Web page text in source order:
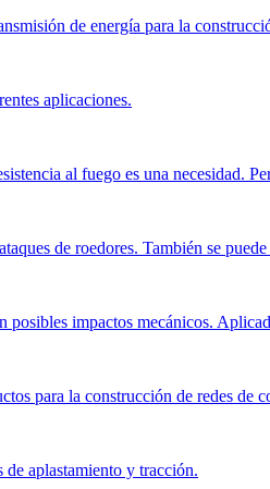
de energía para la
aplicaciones.
al fuego es una necesidad.
de roedores. También se
impactos mecánicos.
para la construcción de redes de
de aplastamiento y tracción.